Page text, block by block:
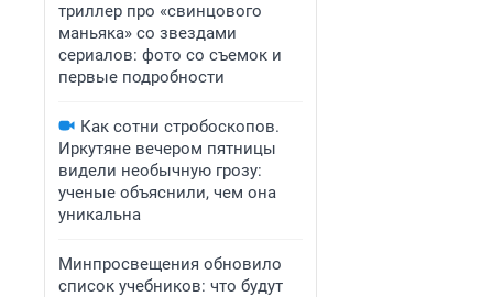
триллер про «свинцового
маньяка» со звездами
сериалов: фото со съемок и
первые подробности
Как сотни стробоскопов.
Иркутяне вечером пятницы
видели необычную грозу:
ученые объяснили, чем она
уникальна
Минпросвещения обновило
список учебников: что будут